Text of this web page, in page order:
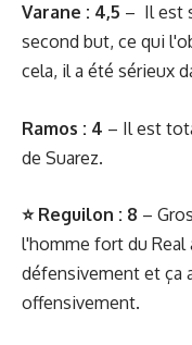
Varane : 4,5 – Il est
second but, ce qui
cela, il a été sérieux
Ramos : 4 – Il est
de Suarez.
⭐ Reguilon : 8 –
l'homme fort du Real
défensivement et ça
offensivement.